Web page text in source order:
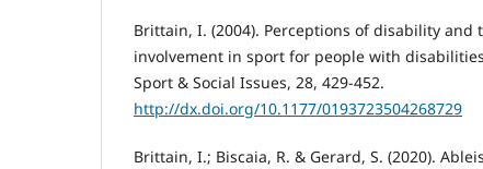
Brittain, I. (2004). Perceptions of disability and
involvement in sport for people with
Sport & Social Issues, 28, 429-452.
http://dx.doi.org/10.1177/0193723504268729
Brittain, I.; Biscaia, R. & Gerard, S. (2020).